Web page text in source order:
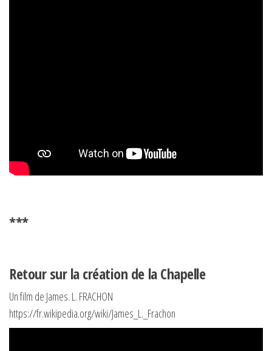
***
Retour sur la création de la Chapelle
Un film de James. L. FRACHON
https://fr.wikipedia.org/wiki/James_L._Frachon